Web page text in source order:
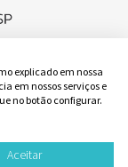
01012-010 | CNPJ: nº
explicado em nossa
em nossos serviços e
no botão configurar.
Aceitar